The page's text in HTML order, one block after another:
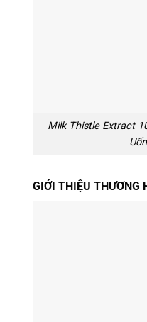
Milk Thistle Extract
GIỚI THIỆU THƯƠNG